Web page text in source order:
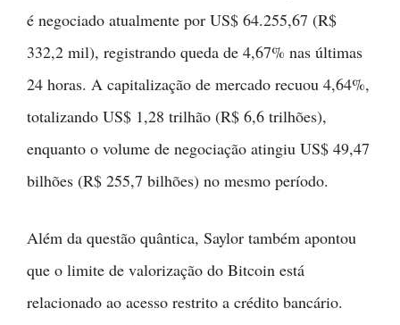
é negociado atualmente por US$ 64.255,67 (R$
332,2 mil), registrando queda de 4,67% nas últimas
24 horas. A capitalização de mercado recuou 4,64%,
totalizando US$ 1,28 trilhão (R$ 6,6 trilhões),
enquanto o volume de negociação atingiu US$ 49,47
bilhões (R$ 255,7 bilhões) no mesmo período.
Além da questão quântica, Saylor também apontou
que o limite de valorização do Bitcoin está
relacionado ao acesso restrito a crédito bancário.